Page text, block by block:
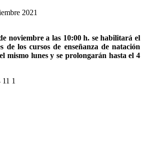
2021
noviembre a las 10:00 h. se habilitará el
de los cursos de enseñanza de natación
mismo lunes y se prolongarán hasta el 4